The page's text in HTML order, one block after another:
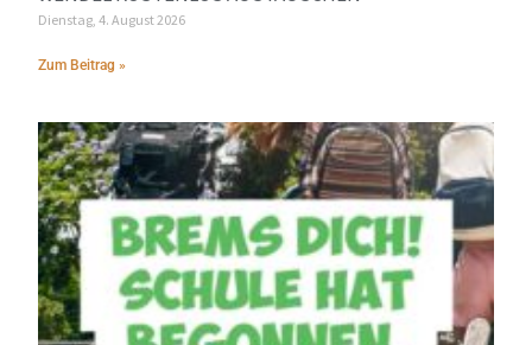
Dienstag, 4. August 2026
Zum Beitrag »